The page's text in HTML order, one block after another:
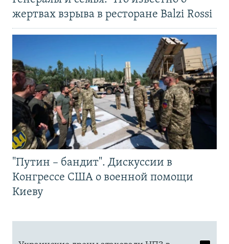
жертвах взрыва в ресторане Balzi Rossi
"Путин – бандит". Дискуссии в
Конгрессе США о военной помощи
Киеву